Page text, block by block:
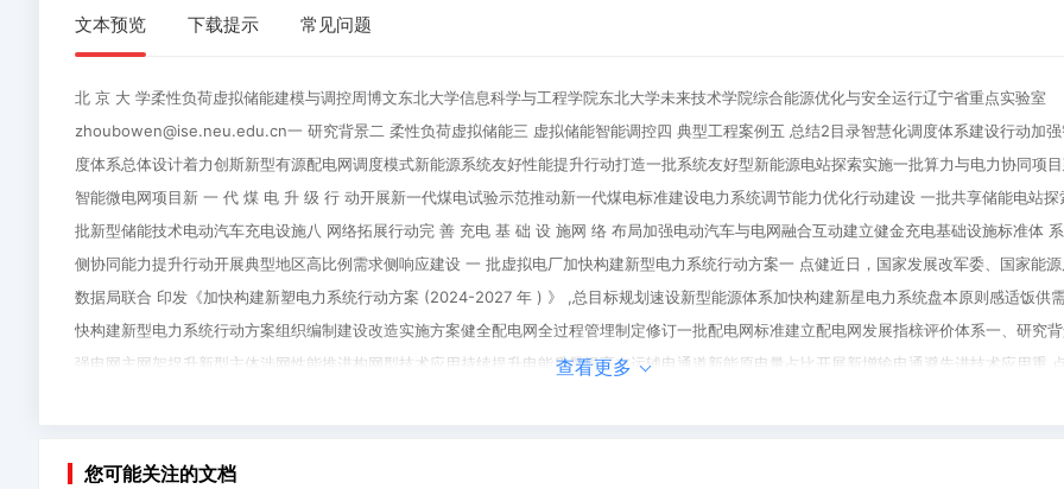
文本预览 下载提示 常见问题
北 京 大 学柔性负荷虚拟储能建模与调控周博文东北大学信息科学与工程学院东北大学未来技术学院综合能源优化与安全运行辽宁省重点实验室
zhoubowen@ise.neu.edu.cn一 研究背景二 柔性负荷虚拟储能三 虚拟储能智能调控四 典型工程案例五 总结2目录智慧化调度体系建设行动加
度体系总体设计着力创斯新型有源配电网调度模式新能源系统友好性能提升行动打造一批系统友好型新能源电站探索实施一批算力与电力协同项
智能微电网项目新 一 代 煤 电 升 级 行 动开展新一代煤电试验示范推动新一代煤电标准建设电力系统调节能力优化行动建设 一批共享储能电站探
批新型储能技术电动汽车充电设施八 网络拓展行动完 善 充电 基 础 设 施网 络 布局加强电动汽车与电网融合互动建立健金充电基础设施标准体
侧协同能力提升行动开展典型地区高比例需求侧响应建设 一 批虚拟电厂加快构建新型电力系统行动方案一 点健近日，国家发展改军委、国家能
数据局联合 印发《加快构建新塑电力系统行动方案 (2024-2027 年 ) 》 ,总目标规划速设新型能源体系加快构建新星电力系统盘本原则感适饭供
快构建新型电力系统行动方案组织编制建设改造实施方案健全配电网全过程管埋制定修订一批配电网标准建立配电网发展指榇评价体系一、研究
强电网主网架捉升新型主体涉网性能推进构网型技术应用持续提升电能质量提高在运辅电通道新能原电量占比开展新增输电通避先进技术应用重
控实现运行控制② 方式计算确定开机计划源随荷动① 负荷预测确定负荷水平新型电力系统运行与控制一 、研究背景4电力电量平衡系统灵活性
查看更多
您
法
您可能关注的文档